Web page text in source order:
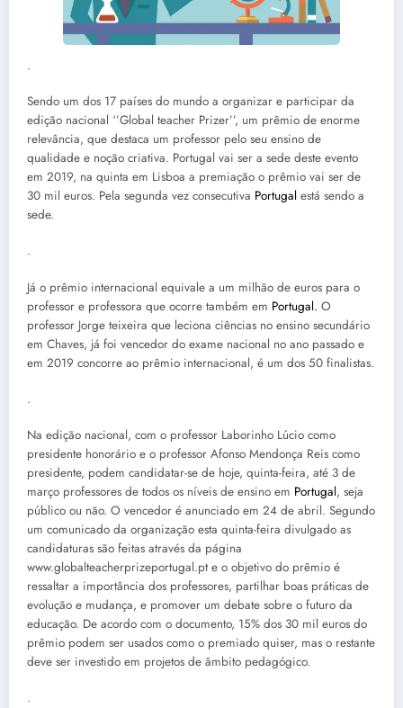
.
Sendo um dos 17 países do mundo a organizar e participar da
edição nacional ‘’Global teacher Prizer’’, um prêmio de enorme
relevância, que destaca um professor pelo seu ensino de
qualidade e noção criativa. Portugal vai ser a sede deste evento
em 2019, na quinta em Lisboa a premiação o prêmio vai ser de
30 mil euros. Pela segunda vez consecutiva Portugal está sendo a
sede.
.
Já o prêmio internacional equivale a um milhão de euros para o
professor e professora que ocorre também em Portugal. O
professor Jorge teixeira que leciona ciências no ensino secundário
em Chaves, já foi vencedor do exame nacional no ano passado e
em 2019 concorre ao prêmio internacional, é um dos 50 finalistas.
.
Na edição nacional, com o professor Laborinho Lúcio como
presidente honorário e o professor Afonso Mendonça Reis como
presidente, podem candidatar-se de hoje, quinta-feira, até 3 de
março professores de todos os níveis de ensino em Portugal, seja
público ou não. O vencedor é anunciado em 24 de abril. Segundo
um comunicado da organização esta quinta-feira divulgado as
candidaturas são feitas através da página
www.globalteacherprizeportugal.pt e o objetivo do prêmio é
ressaltar a importância dos professores, partilhar boas práticas de
evolução e mudança, e promover um debate sobre o futuro da
educação. De acordo com o documento, 15% dos 30 mil euros do
prêmio podem ser usados como o premiado quiser, mas o restante
deve ser investido em projetos de âmbito pedagógico.
.